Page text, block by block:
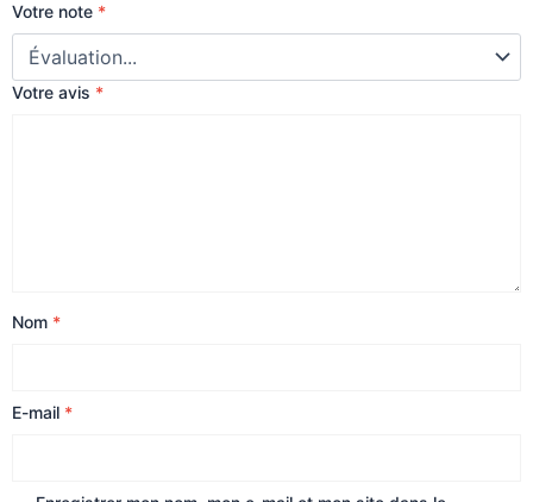
Votre note *
Votre avis *
Nom *
E-mail *